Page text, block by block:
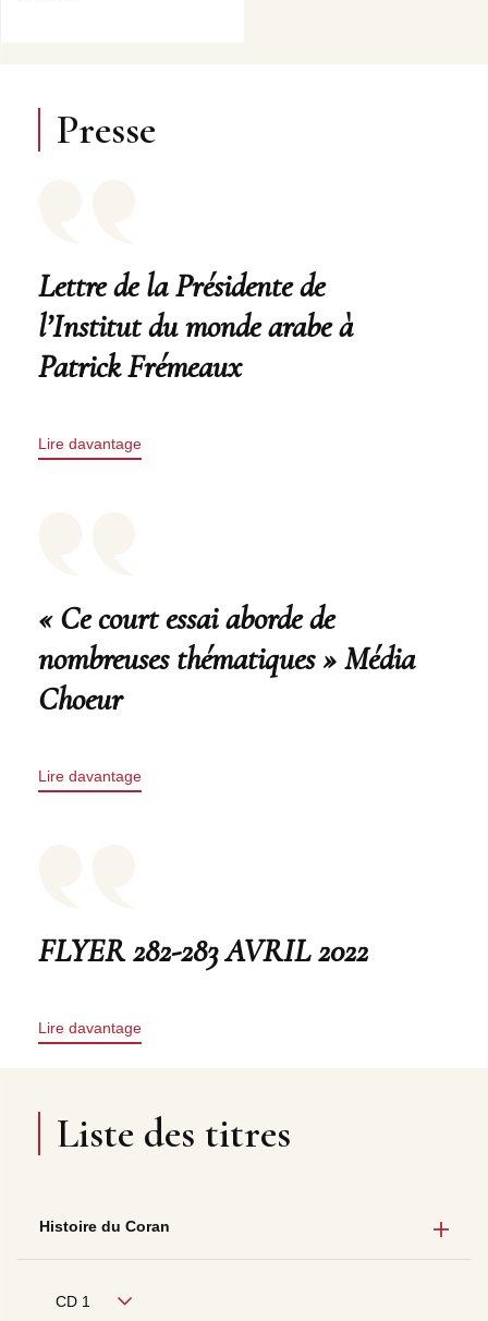
Presse
Lettre de la Présidente de
l’Institut du monde arabe à
Patrick Frémeaux
Lire davantage
« Ce court essai aborde de
nombreuses thématiques » Média
Choeur
Lire davantage
FLYER 282-283 AVRIL 2022
Lire davantage
Liste des titres
Histoire du Coran
CD 1